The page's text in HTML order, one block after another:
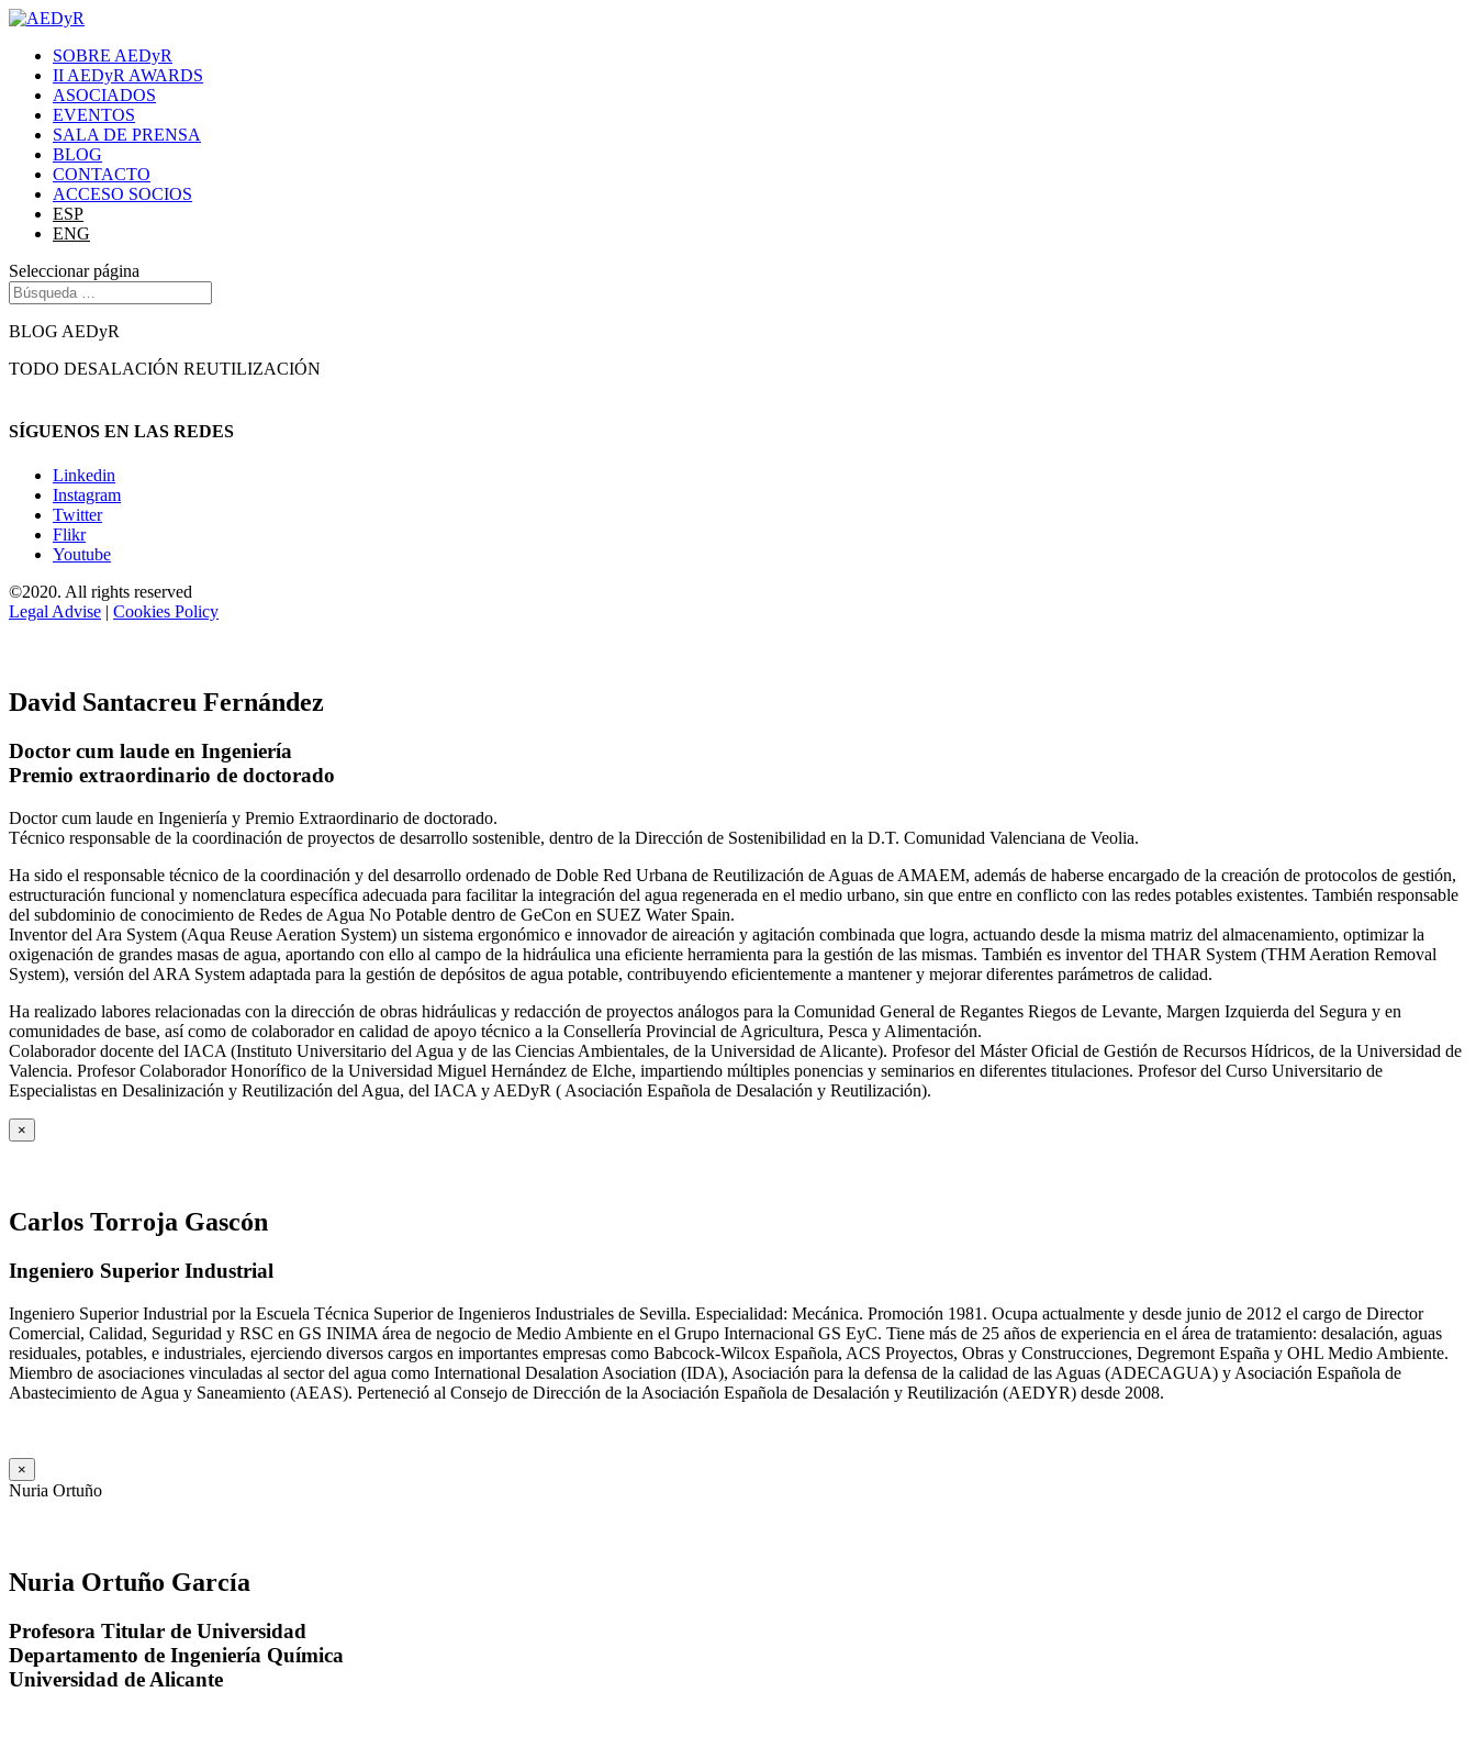
SOBRE AEDyR
II AEDyR AWARDS
ASOCIADOS
EVENTOS
SALA DE PRENSA
BLOG
CONTACTO
ACCESO SOCIOS
ESP
ENG
Seleccionar página
BLOG AEDyR
TODO DESALACIÓN REUTILIZACIÓN
SÍGUENOS EN LAS REDES
Linkedin
Instagram
Twitter
Flikr
Youtube
©2020. All rights reserved
Legal Advise | Cookies Policy
David Santacreu Fernández
Doctor cum laude en Ingeniería
Premio extraordinario de doctorado
Doctor cum laude en Ingeniería y Premio Extraordinario de doctorado.
Técnico responsable de la coordinación de proyectos de desarrollo sostenible, dentro de la Dirección de Sostenibilidad en la D.T. Comunidad Valenciana de Veolia.
Ha sido el responsable técnico de la coordinación y del desarrollo ordenado de Doble Red Urbana de Reutilización de Aguas de AMAEM, además de haberse encargado de la creación de protocolos de gestión,
estructuración funcional y nomenclatura específica adecuada para facilitar la integración del agua regenerada en el medio urbano, sin que entre en conflicto con las redes potables existentes. También responsable
del subdominio de conocimiento de Redes de Agua No Potable dentro de GeCon en SUEZ Water Spain.
Inventor del Ara System (Aqua Reuse Aeration System) un sistema ergonómico e innovador de aireación y agitación combinada que logra, actuando desde la misma matriz del almacenamiento, optimizar la
oxigenación de grandes masas de agua, aportando con ello al campo de la hidráulica una eficiente herramienta para la gestión de las mismas. También es inventor del THAR System (THM Aeration Removal
System), versión del ARA System adaptada para la gestión de depósitos de agua potable, contribuyendo eficientemente a mantener y mejorar diferentes parámetros de calidad.
Ha realizado labores relacionadas con la dirección de obras hidráulicas y redacción de proyectos análogos para la Comunidad General de Regantes Riegos de Levante, Margen Izquierda del Segura y en
comunidades de base, así como de colaborador en calidad de apoyo técnico a la Consellería Provincial de Agricultura, Pesca y Alimentación.
Colaborador docente del IACA (Instituto Universitario del Agua y de las Ciencias Ambientales, de la Universidad de Alicante). Profesor del Máster Oficial de Gestión de Recursos Hídricos, de la Universidad de
Valencia. Profesor Colaborador Honorífico de la Universidad Miguel Hernández de Elche, impartiendo múltiples ponencias y seminarios en diferentes titulaciones. Profesor del Curso Universitario de
Especialistas en Desalinización y Reutilización del Agua, del IACA y AEDyR ( Asociación Española de Desalación y Reutilización).
×
Carlos Torroja Gascón
Ingeniero Superior Industrial
Ingeniero Superior Industrial por la Escuela Técnica Superior de Ingenieros Industriales de Sevilla. Especialidad: Mecánica. Promoción 1981. Ocupa actualmente y desde junio de 2012 el cargo de Director
Comercial, Calidad, Seguridad y RSC en GS INIMA área de negocio de Medio Ambiente en el Grupo Internacional GS EyC. Tiene más de 25 años de experiencia en el área de tratamiento: desalación, aguas
residuales, potables, e industriales, ejerciendo diversos cargos en importantes empresas como Babcock-Wilcox Española, ACS Proyectos, Obras y Construcciones, Degremont España y OHL Medio Ambiente.
Miembro de asociaciones vinculadas al sector del agua como International Desalation Asociation (IDA), Asociación para la defensa de la calidad de las Aguas (ADECAGUA) y Asociación Española de
Abastecimiento de Agua y Saneamiento (AEAS). Perteneció al Consejo de Dirección de la Asociación Española de Desalación y Reutilización (AEDYR) desde 2008.
×
Nuria Ortuño
Nuria Ortuño García
Profesora Titular de Universidad
Departamento de Ingeniería Química
Universidad de Alicante